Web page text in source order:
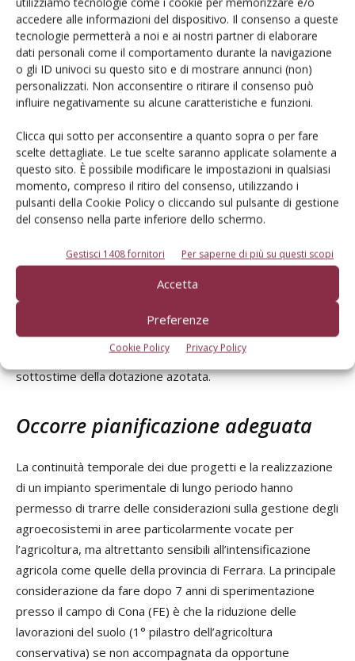
accedere alle informazioni del dispositivo. Il consenso a queste
tecnologie permetterà a noi e ai nostri partner di elaborare
dati personali come il comportamento durante la navigazione
o gli ID univoci su questo sito e di mostrare annunci (non)
personalizzati. Non acconsentire o ritirare il consenso può
influire negativamente su alcune caratteristiche e funzioni.
Clicca qui sotto per acconsentire a quanto sopra o per fare
scelte dettagliate. Le tue scelte saranno applicate solamente a
questo sito. È possibile modificare le impostazioni in qualsiasi
momento, compreso il ritiro del consenso, utilizzando i
pulsanti della Cookie Policy o cliccando sul pulsante di gestione
del consenso nella parte inferiore dello schermo.
Gestisci 1408 fornitori Per saperne di più su questi scopi
Accetta
Preferenze
Cookie Policy Privacy Policy
intercorsi dalla distribuzione, in ottobre, fino ad aprile. Per
quanto riguarda l’azoto, al momento della distribuzione del
digestato, il 40% dell’azoto era in forma ammoniacale e al
termine dei sei mesi intercorsi dalla distribuzione, l’85%
dell’azoto distribuito era stato mineralizzato in forma
ammoniacale e velocemente ossidato a nitrati dai batteri
nitrificanti del suolo. Come già evidenziato nel Progetto
Nitrati Ferrara, anche in questo caso le prove di laboratorio
hanno confermato che in occasione di piogge consistenti,
come quelle verificatesi nel maggio 2023 a Ferrara, la
saturazione del suolo superficiale favorisce la
trasformazione dei nitrati in azoto molecolare (N
denitrificazione batterica, con perdita di parte della
dotazione azotata. I risultati ottenuti sottolineano da un
lato il grande valore dei digestati come vero e proprio
fertilizzante azotato a rapida assimilazione e dall’altro la
necessità di ragionare sulle tempistiche e modalità di
distribuzione per evitare perdite in atmosfera e
sottostime della dotazione azotata.
Occorre pianificazione adeguata
La continuità temporale dei due progetti e la realizzazione
di un impianto sperimentale di lungo periodo hanno
permesso di trarre delle considerazioni sulla gestione degli
agroecosistemi in aree particolarmente vocate per
l’agricoltura, ma altrettanto sensibili all’intensificazione
agricola come quelle della provincia di Ferrara. La principale
considerazione da fare dopo 7 anni di sperimentazione
presso il campo di Cona (FE) è che la riduzione delle
lavorazioni del suolo (1° pilastro dell’agricoltura
conservativa) se non accompagnata da opportune